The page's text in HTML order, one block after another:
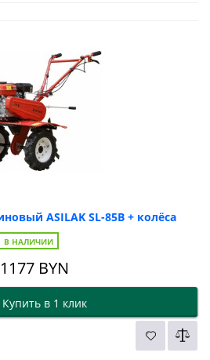
ASILAK SL-85B + колёса
В НАЛИЧИИ
1177 BYN
Купить в 1 клик